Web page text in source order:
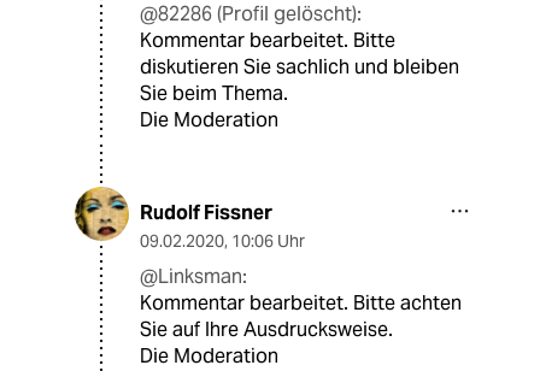
@82286 (Profil gelöscht):
Kommentar bearbeitet. Bitte
diskutieren Sie sachlich und bleiben
Sie beim Thema.
Die Moderation
Rudolf Fissner
09.02.2020, 10:06 Uhr
@Linksman:
Kommentar bearbeitet. Bitte achten
Sie auf Ihre Ausdrucksweise.
Die Moderation